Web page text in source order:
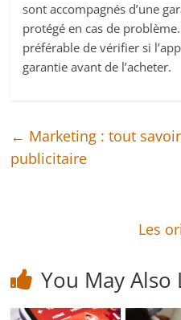
sont accompagnés d’une
protégé en cas de
préférable de vérifier si
garantie avant de l’acheter.
← Marketing : tout
publicitaire
Les
You May Also